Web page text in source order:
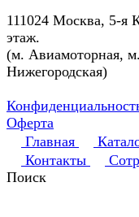
111024 Москва, 5-я
этаж.
(м. Авиамоторная,
Нижегородская)
Оферта
Главная
Контакты
Поиск